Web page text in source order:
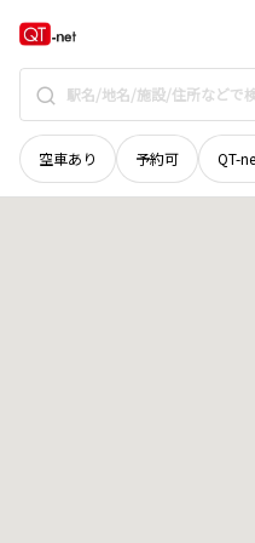
空車あり 予約可 QT-
青森県